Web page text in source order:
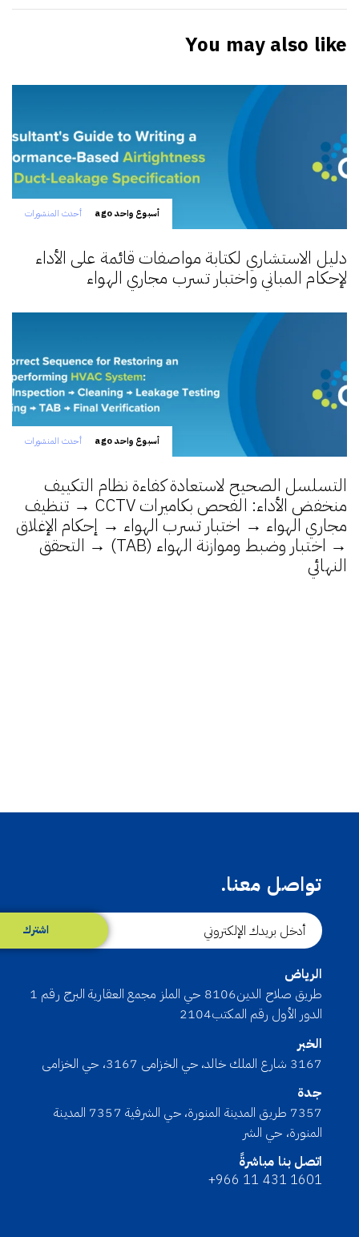
You may also like
أسبوع واحد ago أحدث المنشورات
دليل الاستشاري لكتابة مواصفات قائمة على الأداء
لإحكام المباني واختبار تسرب مجاري الهواء
أسبوع واحد ago أحدث المنشورات
التسلسل الصحيح لاستعادة كفاءة نظام التكييف
منخفض الأداء: الفحص بكاميرات CCTV → تنظيف
مجاري الهواء → اختبار تسرب الهواء → إحكام الإغلاق
→ اختبار وضبط وموازنة الهواء (TAB) → التحقق
النهائي
تواصل معنا.
اشترك
الرياض
طريق صلاح الدين8106 حي الملز مجمع العقارية البرج رقم 1
الدور الأول رقم المكتب2104
الخبر
3167 شارع الملك خالد، حي الخزامى 3167، حي الخزامى
جدة
7357 طريق المدينة المنورة، حي الشرفية 7357 المدينة
المنورة، حي الشر
اتصل بنا مباشرةً
+966 11 431 1601